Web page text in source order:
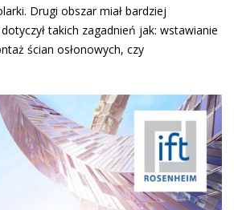
Drugi obszar miał bardziej
takich zagadnień jak: wstawianie
ścian osłonowych, czy